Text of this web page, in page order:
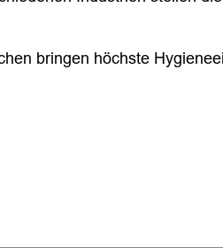
bringen höchste